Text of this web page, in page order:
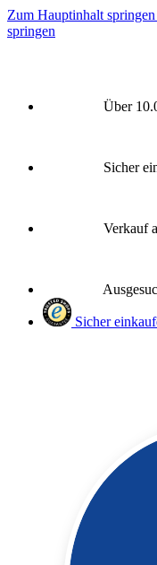
Zum Hauptinhalt springen
springen
Über
Sicher
Verkauf
Sicher